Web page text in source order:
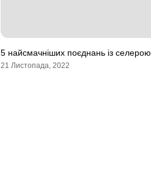
5 найсмачніших поєднань із селерою
21 Листопада, 2022